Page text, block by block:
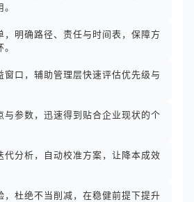
，明确路径、责任与时间表，保障方
窗口，辅助管理层快速评估优先级与
与参数，迅速得到贴合企业现状的个
代分析，自动校准方案，让降本成效
，杜绝不当削减，在稳健前提下提升